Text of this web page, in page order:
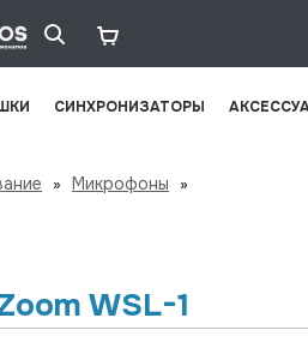
СИНХРОНИЗАТОРЫ
» Микрофоны »
WSL-1